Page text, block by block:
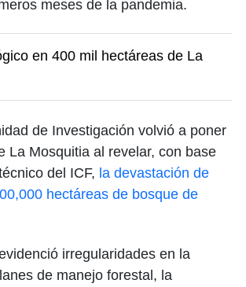
meses de la pandemia.
en 400 mil hectáreas de La
de Investigación volvió a poner
La Mosquitia al revelar, con base
del ICF, la devastación de
hectáreas de bosque de
irregularidades en la
de manejo forestal, la